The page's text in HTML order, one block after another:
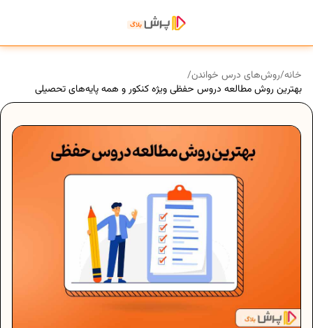
خانه/روش‌های درس خواندن/
بهترین روش مطالعه دروس حفظی ویژه کنکور و همه پایه‌های تحصیلی